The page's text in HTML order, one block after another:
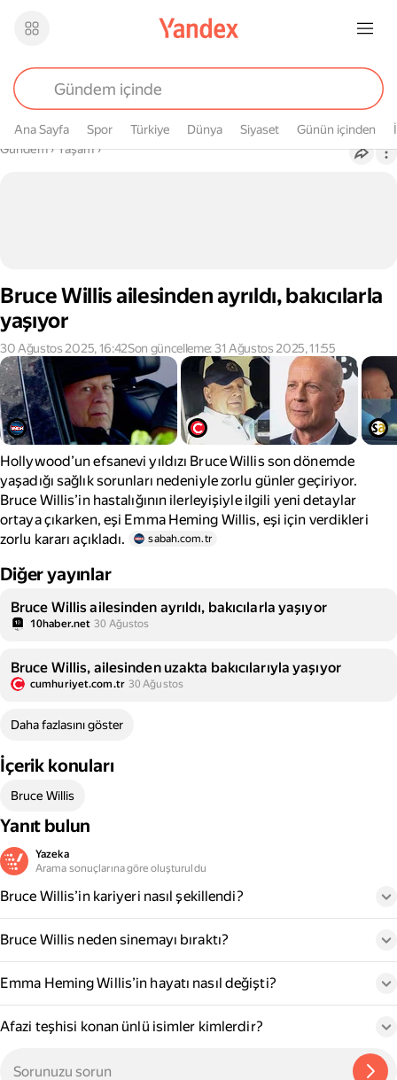
Ana Sayfa Spor Türkiye Dünya Siyaset Günün içinden
Buradasın
Gündem› Yaşam›
Bruce Willis ailesinden ayrıldı, bakıcılarla
yaşıyor
30 Ağustos 2025, 16:42Son güncelleme: 31 Ağustos 2025, 11:55
Hollywood’un efsanevi yıldızı Bruce Willis son dönemde
yaşadığı sağlık sorunları nedeniyle zorlu günler geçiriyor.
Bruce Willis’in hastalığının ilerleyişiyle ilgili yeni detaylar
ortaya çıkarken, eşi Emma Heming Willis, eşi için verdikleri
zorlu kararı açıkladı.
sabah.com.tr
Diğer yayınlar
Bruce Willis ailesinden ayrıldı, bakıcılarla yaşıyor
10haber.net 30 Ağustos
Bruce Willis, ailesinden uzakta bakıcılarıyla yaşıyor
cumhuriyet.com.tr 30 Ağustos
Daha fazlasını göster
İçerik konuları
Bruce Willis
Yanıt bulun
Yazeka
Arama sonuçlarına göre oluşturuldu
Bruce Willis’in kariyeri nasıl şekillendi?
Bruce Willis neden sinemayı bıraktı?
Emma Heming Willis’in hayatı nasıl değişti?
Afazi teşhisi konan ünlü isimler kimlerdir?